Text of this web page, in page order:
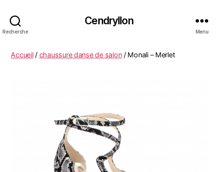
Recherche
Cendryllon
Menu
Accueil/ chaussure danse de salon/ Monali – Merlet